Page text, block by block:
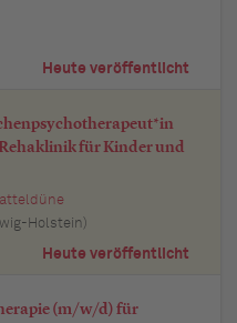
Heute veröffentlicht
für Kinder und
Holstein)
Heute veröffentlicht
(m/w/d) für